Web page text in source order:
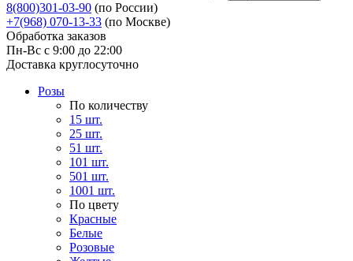
8(800)301-03-90 (по России)
+7(968) 070-13-33 (по Москве)
Обработка заказов
Пн-Вс с 9:00 до 22:00
Доставка круглосуточно
Розы
По количеству
15 шт.
25 шт.
51 шт.
101 шт.
501 шт.
1001 шт.
По цвету
Красные
Белые
Розовые